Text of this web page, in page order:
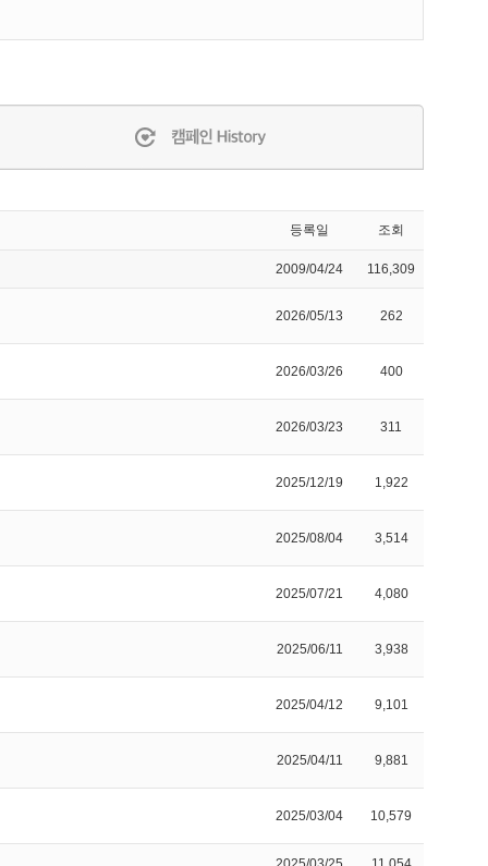
등록일 조회
2009/04/24 116,309
2026/05/13 262
2026/03/26 400
2026/03/23 311
2025/12/19 1,922
2025/08/04 3,514
2025/07/21 4,080
2025/06/11 3,938
2025/04/12 9,101
2025/04/11 9,881
2025/03/04 10,579